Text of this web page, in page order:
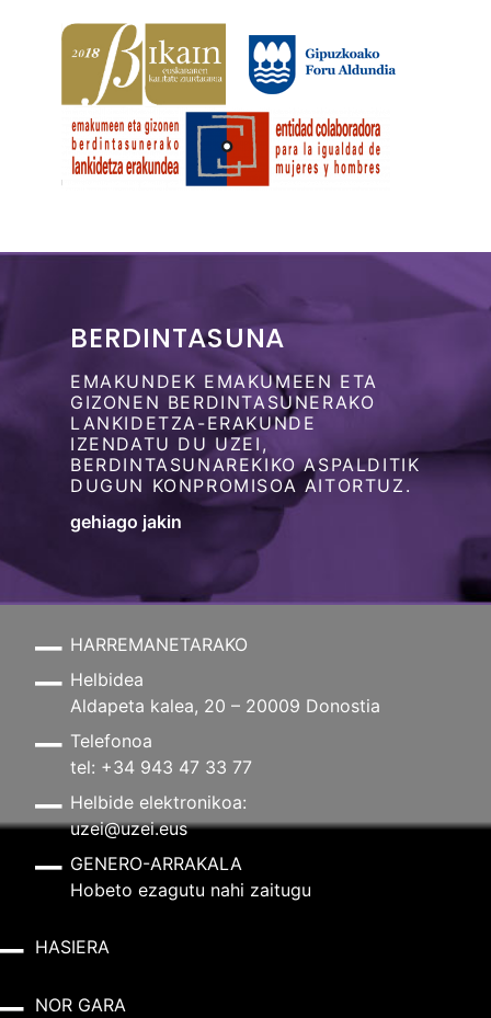
BERDINTASUNA
EMAKUNDEK EMAKUMEEN ETA
GIZONEN BERDINTASUNERAKO
LANKIDETZA-ERAKUNDE
IZENDATU DU UZEI,
BERDINTASUNAREKIKO ASPALDITIK
DUGUN KONPROMISOA AITORTUZ.
gehiago jakin
HARREMANETARAKO
Helbidea
Aldapeta kalea, 20 – 20009 Donostia
Telefonoa
tel: +34 943 47 33 77
Helbide elektronikoa:
uzei@uzei.eus
GENERO-ARRAKALA
Hobeto ezagutu nahi zaitugu
HASIERA
NOR GARA